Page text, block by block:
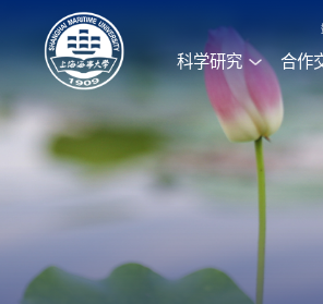
科学研究 合作